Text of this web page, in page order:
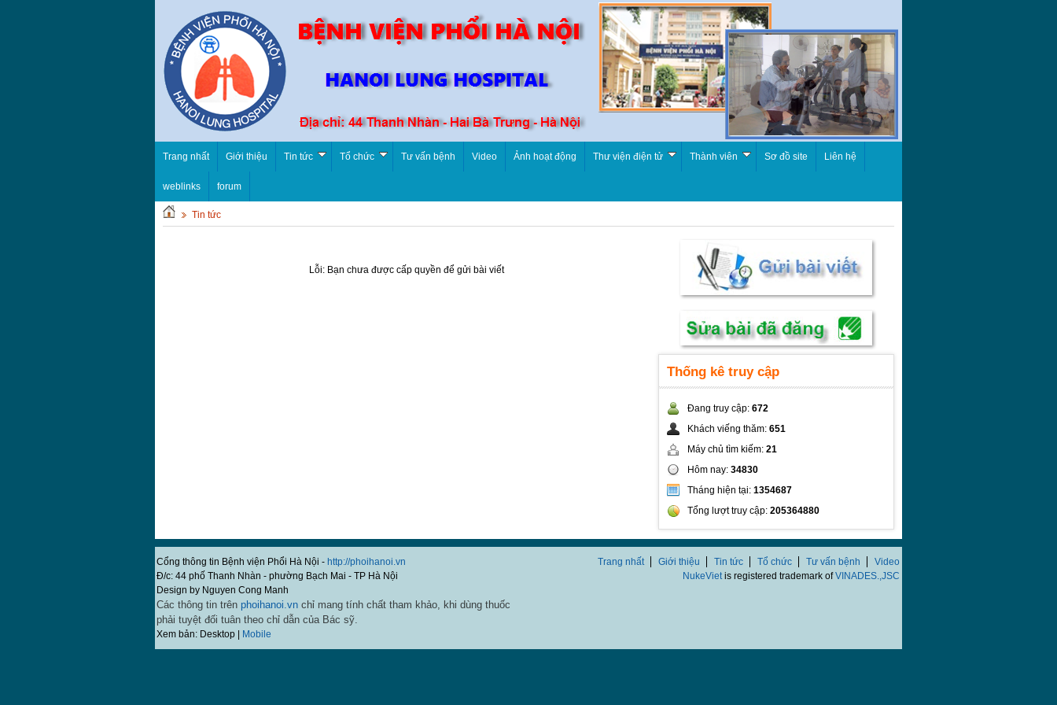
Trang nhất Giới thiệu Tin tức Tổ chức Tư vấn bệnh Video Ảnh hoạt động Thư viện điện tử Thành viên Sơ đồ site Liên hệ
weblinks forum
Tin tức
Lỗi: Bạn chưa được cấp quyền để gửi bài viết
Thống kê truy cập
Đang truy cập: 672
Khách viếng thăm: 651
Máy chủ tìm kiếm: 21
Hôm nay: 34830
Tháng hiện tại: 1354687
Tổng lượt truy cập: 205364880
Cổng thông tin Bệnh viện Phổi Hà Nội - http://phoihanoi.vn
Đ/c: 44 phố Thanh Nhàn - phường Bạch Mai - TP Hà Nội
Design by Nguyen Cong Manh
Các thông tin trên phoihanoi.vn chỉ mang tính chất tham khảo, khi dùng thuốc
phải tuyệt đối tuân theo chỉ dẫn của Bác sỹ.
Xem bản: Desktop | Mobile
Trang nhất Giới thiệu Tin tức Tổ chức Tư vấn bệnh
Video
NukeVietis registered trademark ofVINADES.,JSC